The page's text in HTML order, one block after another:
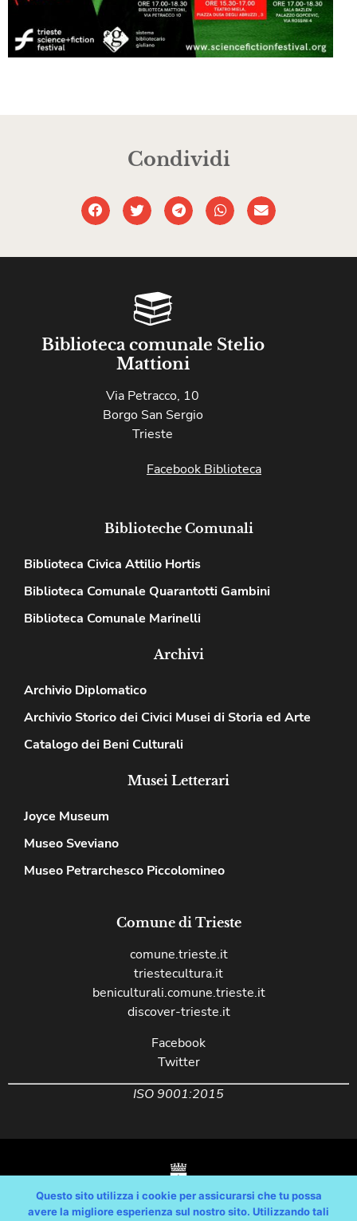
Condividi
Biblioteca comunale Stelio
Mattioni
Via Petracco, 10
Borgo San Sergio
Trieste
Facebook Biblioteca
Biblioteche Comunali
Biblioteca Civica Attilio Hortis
Biblioteca Comunale Quarantotti Gambini
Biblioteca Comunale Marinelli
Archivi
Archivio Diplomatico
Archivio Storico dei Civici Musei di Storia ed Arte
Catalogo dei Beni Culturali
Musei Letterari
Joyce Museum
Museo Sveviano
Museo Petrarchesco Piccolomineo
Comune di Trieste
comune.trieste.it
triestecultura.it
beniculturali.comune.trieste.it
discover-trieste.it
Facebook
Twitter
ISO 9001:2015
Questo sito utilizza i cookie per assicurarsi che tu possa
avere la migliore esperienza sul nostro sito. Utilizzando tali